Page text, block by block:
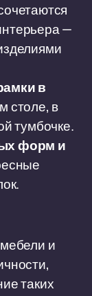
—
в
столе, в
тумбочке.
форм и
и
таких